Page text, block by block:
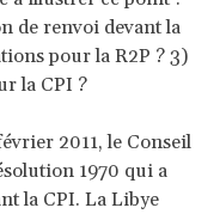
de renvoi devant la
pour la R2P ? 3)
la CPI ?
2011, le Conseil
1970 qui a
la CPI. La Libye